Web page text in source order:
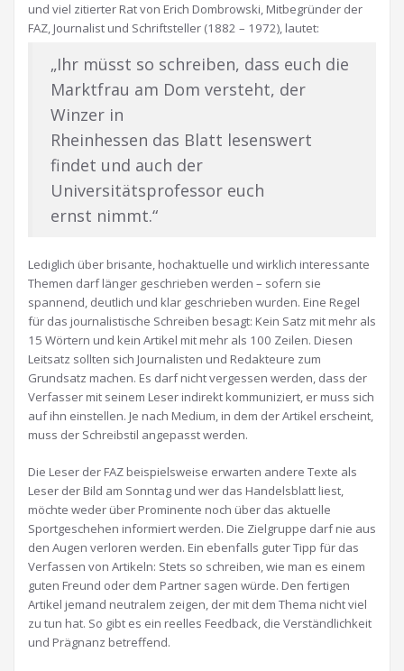
und viel zitierter Rat von Erich Dombrowski, Mitbegründer der
FAZ, Journalist und Schriftsteller (1882 – 1972), lautet:
„Ihr müsst so schreiben, dass euch die
Marktfrau am Dom versteht, der
Winzer in
Rheinhessen das Blatt lesenswert
findet und auch der
Universitätsprofessor euch
ernst nimmt.“
Lediglich über brisante, hochaktuelle und wirklich interessante
Themen darf länger geschrieben werden – sofern sie
spannend, deutlich und klar geschrieben wurden. Eine Regel
für das journalistische Schreiben besagt: Kein Satz mit mehr als
15 Wörtern und kein Artikel mit mehr als 100 Zeilen. Diesen
Leitsatz sollten sich Journalisten und Redakteure zum
Grundsatz machen. Es darf nicht vergessen werden, dass der
Verfasser mit seinem Leser indirekt kommuniziert, er muss sich
auf ihn einstellen. Je nach Medium, in dem der Artikel erscheint,
muss der Schreibstil angepasst werden.
Die Leser der FAZ beispielsweise erwarten andere Texte als
Leser der Bild am Sonntag und wer das Handelsblatt liest,
möchte weder über Prominente noch über das aktuelle
Sportgeschehen informiert werden. Die Zielgruppe darf nie aus
den Augen verloren werden. Ein ebenfalls guter Tipp für das
Verfassen von Artikeln: Stets so schreiben, wie man es einem
guten Freund oder dem Partner sagen würde. Den fertigen
Artikel jemand neutralem zeigen, der mit dem Thema nicht viel
zu tun hat. So gibt es ein reelles Feedback, die Verständlichkeit
und Prägnanz betreffend.